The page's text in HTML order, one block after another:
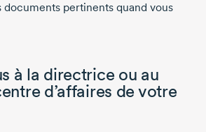
documents pertinents quand vous
à la directrice ou au
d’affaires de votre